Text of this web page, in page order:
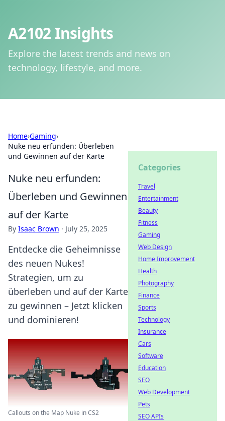
A2102 Insights
Explore the latest trends and news on
technology, lifestyle, and more.
Home›Gaming›
Nuke neu erfunden: Überleben
und Gewinnen auf der Karte
Nuke neu erfunden:
Überleben und Gewinnen
auf der Karte
By Isaac Brown · July 25, 2025
Entdecke die Geheimnisse
des neuen Nukes!
Strategien, um zu
überleben und auf der Karte
zu gewinnen – Jetzt klicken
und dominieren!
Callouts on the Map Nuke in CS2
Categories
Travel
Entertainment
Beauty
Fitness
Gaming
Web Design
Home Improvement
Health
Photography
Finance
Sports
Technology
Insurance
Cars
Software
Education
SEO
Web Development
Pets
SEO APIs